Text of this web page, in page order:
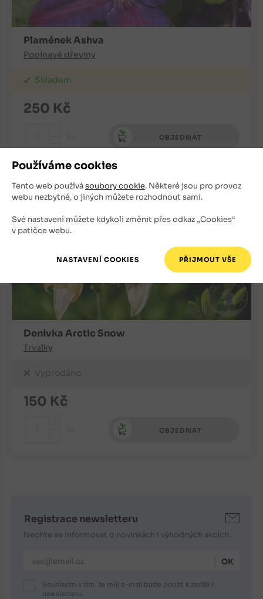
Používáme cookies
Tento web používásoubory cookie. Některé jsou pro provoz
webu nezbytné, o jiných můžete rozhodnout sami.
Své nastavení můžete kdykoli změnit přes odkaz „Cookies“
v patičce webu.
Plamének Ashva
Popínavé dřeviny
Skladem
250 Kč
-
OBJEDNAT
Denivka Arctic Snow
Trvalky
Vyprodáno
150 Kč
OBJEDNAT
Registrace newsletteru
Nechte se informovat o novinkách i výhodných akcích.
E-mailová adresa
Souhlasím s tím, že můj e-mail bude použit k zasílání
newsletteru.